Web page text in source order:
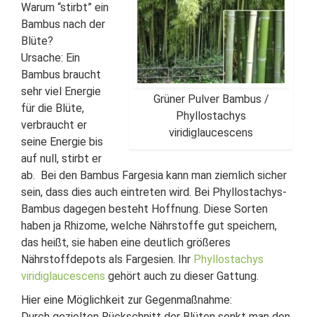
Grüner Pulver Bambus /
Phyllostachys
viridiglaucescens
Warum “stirbt” ein
Bambus nach der
Blüte?
Ursache: Ein
Bambus braucht
sehr viel Energie
für die Blüte,
verbraucht er
seine Energie bis
auf null, stirbt er
ab. Bei den Bambus Fargesia kann man ziemlich sicher
sein, dass dies auch eintreten wird. Bei Phyllostachys-
Bambus dagegen besteht Hoffnung. Diese Sorten
haben ja Rhizome, welche Nährstoffe gut speichern,
das heißt, sie haben eine deutlich größeres
Nährstoffdepots als Fargesien. Ihr Phyllostachys
viridiglaucescens gehört auch zu dieser Gattung.
Hier eine Möglichkeit zur Gegenmaßnahme: